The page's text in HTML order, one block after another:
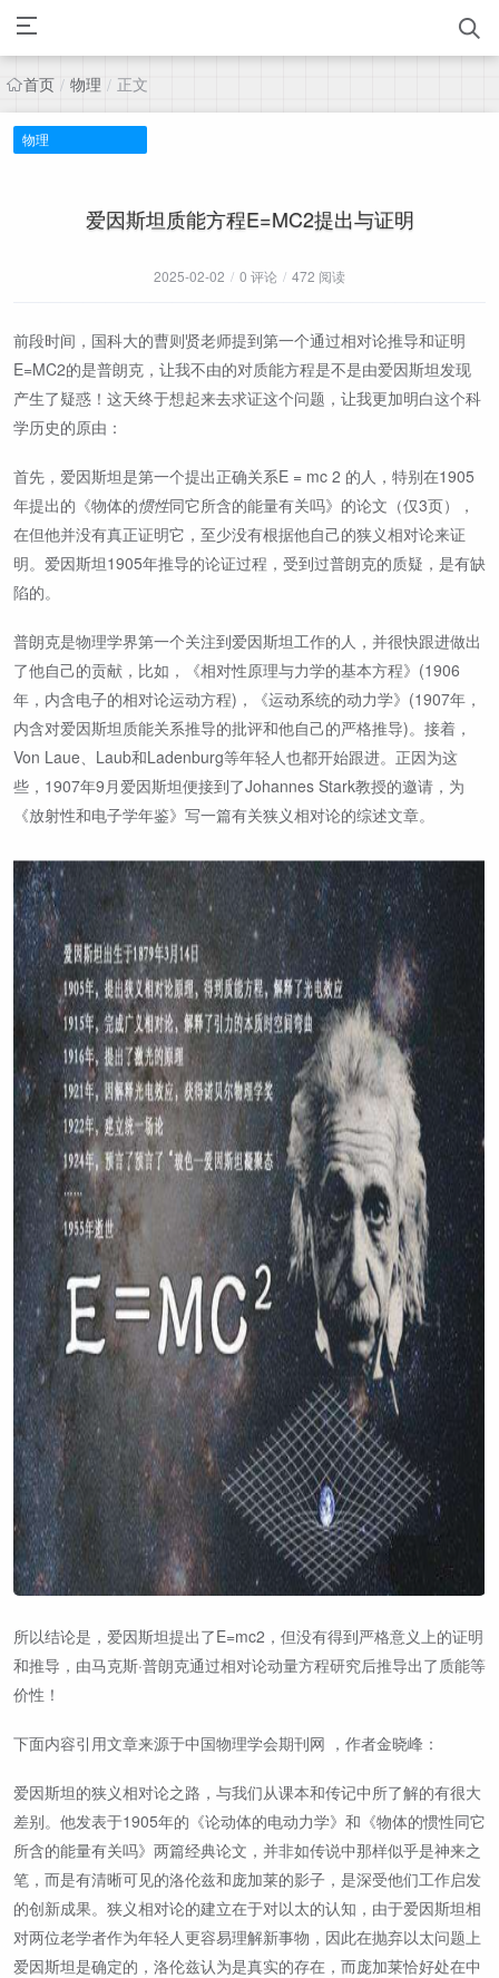
首页 / 物理 / 正文
物理
爱因斯坦质能方程E=MC2提出与证明
2025-02-02 / 0 评论 / 472 阅读
前段时间，国科大的曹则贤老师提到第一个通过相对论推导和证明
E=MC2的是普朗克，让我不由的对质能方程是不是由爱因斯坦发现
产生了疑惑！这天终于想起来去求证这个问题，让我更加明白这个科
学历史的原由：
首先，爱因斯坦是第一个提出正确关系E = mc 2 的人，特别在1905
年提出的《物体的惯性同它所含的能量有关吗》的论文（仅3页），
在但他并没有真正证明它，至少没有根据他自己的狭义相对论来证
明。爱因斯坦1905年推导的论证过程，受到过普朗克的质疑，是有缺
陷的。
普朗克是物理学界第一个关注到爱因斯坦工作的人，并很快跟进做出
了他自己的贡献，比如，《相对性原理与力学的基本方程》(1906
年，内含电子的相对论运动方程)，《运动系统的动力学》(1907年，
内含对爱因斯坦质能关系推导的批评和他自己的严格推导)。接着，
Von Laue、Laub和Ladenburg等年轻人也都开始跟进。正因为这
些，1907年9月爱因斯坦便接到了Johannes Stark教授的邀请，为
《放射性和电子学年鉴》写一篇有关狭义相对论的综述文章。
所以结论是，爱因斯坦提出了E=mc2，但没有得到严格意义上的证明
和推导，由马克斯·普朗克通过相对论动量方程研究后推导出了质能等
价性！
下面内容引用文章来源于中国物理学会期刊网 ，作者金晓峰：
爱因斯坦的狭义相对论之路，与我们从课本和传记中所了解的有很大
差别。他发表于1905年的《论动体的电动力学》和《物体的惯性同它
所含的能量有关吗》两篇经典论文，并非如传说中那样似乎是神来之
笔，而是有清晰可见的洛伦兹和庞加莱的影子，是深受他们工作启发
的创新成果。狭义相对论的建立在于对以太的认知，由于爱因斯坦相
对两位老学者作为年轻人更容易理解新事物，因此在抛弃以太问题上
爱因斯坦是确定的，洛伦兹认为是真实的存在，而庞加莱恰好处在中